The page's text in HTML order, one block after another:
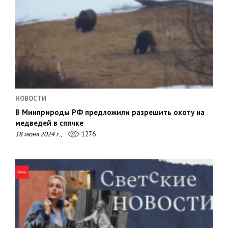
НОВОСТИ
В Минприроды РФ предложили разрешить охоту на
медведей в спячке
18 июня 2024 г., 1276